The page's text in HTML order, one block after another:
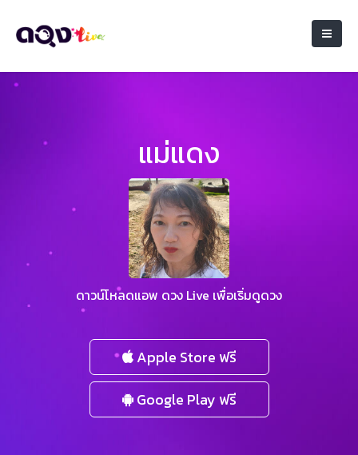
แม่แดง
ดาวน์โหลดแอพ ดวง Live เพื่อเริ่มดูดวง
Apple Store ฟรี
Google Play ฟรี